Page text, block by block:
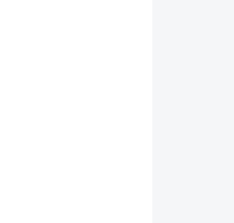
Feeder, byla pečlivě